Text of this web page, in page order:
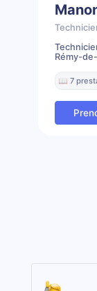
Rémy-
📖 7